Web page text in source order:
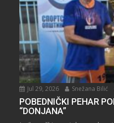
Jul 29, 2026 Snežana Bilić
POBEDNIČKI PEHAR
“DONJANA”